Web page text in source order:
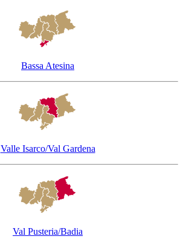
Bassa Atesina
Valle Isarco/Val Gardena
Val Pusteria/Badia